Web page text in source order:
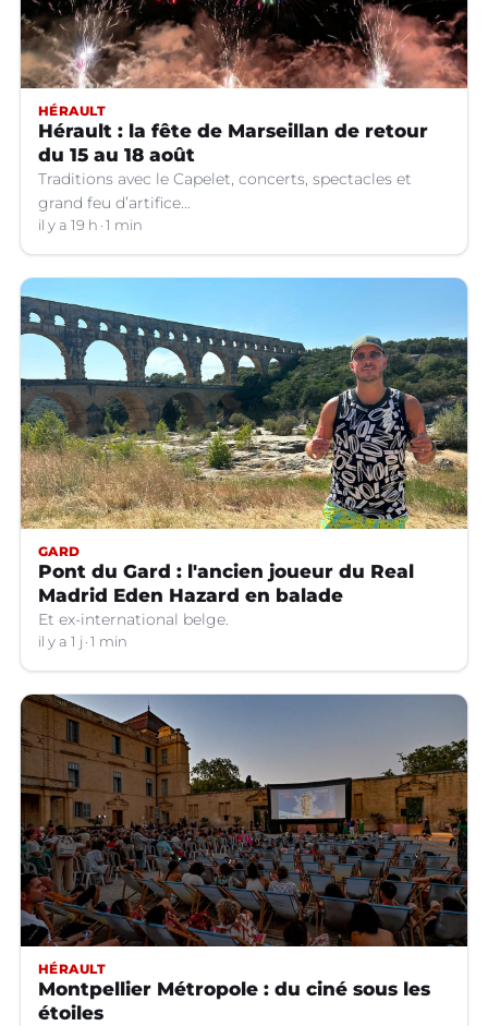
HÉRAULT
Hérault : la fête de Marseillan de retour
du 15 au 18 août
Traditions avec le Capelet, concerts, spectacles et
grand feu d’artifice...
il y a 19 h 1 min
GARD
Pont du Gard : l'ancien joueur du Real
Madrid Eden Hazard en balade
Et ex-international belge.
il y a 1 j 1 min
HÉRAULT
Montpellier Métropole : du ciné sous les
étoiles